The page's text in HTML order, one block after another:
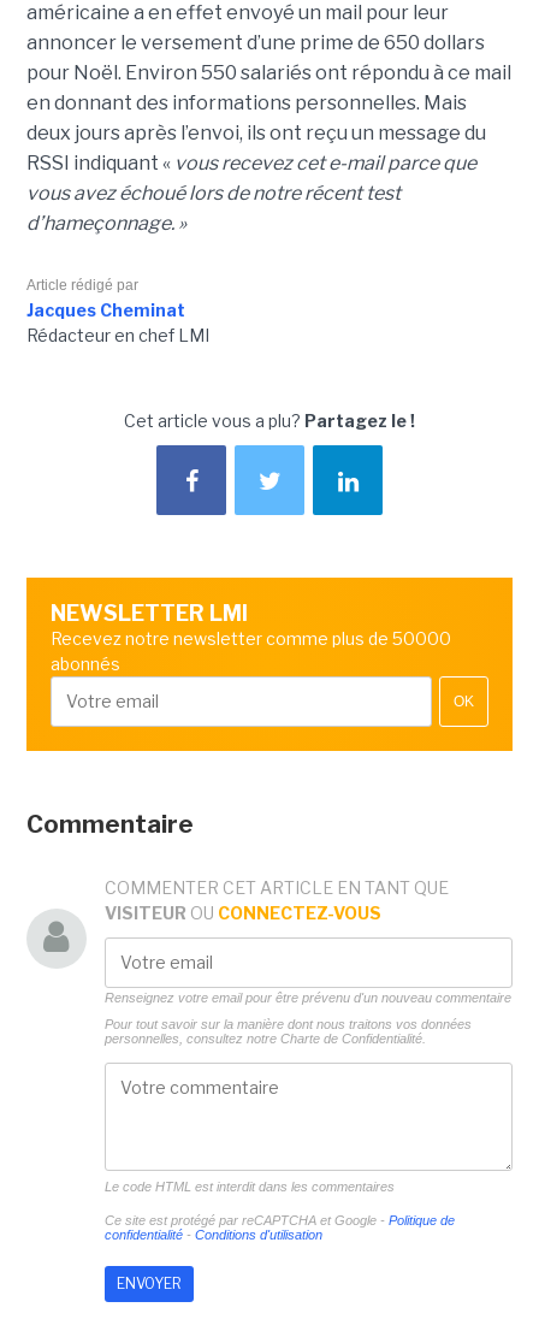
américaine a en effet envoyé un mail pour leur
annoncer le versement d’une prime de 650 dollars
pour Noël. Environ 550 salariés ont répondu à ce mail
en donnant des informations personnelles. Mais
deux jours après l’envoi, ils ont reçu un message du
RSSI indiquant « vous recevez cet e-mail parce que
vous avez échoué lors de notre récent test
d’hameçonnage. »
Article rédigé par
Jacques Cheminat
Rédacteur en chef LMI
Cet article vous a plu? Partagez le !
NEWSLETTER LMI
Recevez notre newsletter comme plus de 50000
abonnés
OK
Commentaire
COMMENTER CET ARTICLE EN TANT QUE
VISITEUR OU CONNECTEZ-VOUS
Renseignez votre email pour être prévenu d'un nouveau commentaire
Pour tout savoir sur la manière dont nous traitons vos données
personnelles, consultez notre Charte de Confidentialité.
Le code HTML est interdit dans les commentaires
Ce site est protégé par reCAPTCHA et Google - Politique de
confidentialité- Conditions d'utilisation